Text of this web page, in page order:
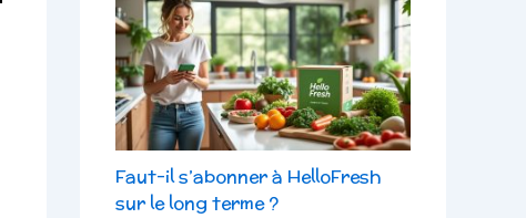
Faut-il s’abonner à HelloFresh
sur le long terme ?